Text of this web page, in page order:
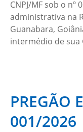
CNPJ/MF sob o nº
administrativa na
Guanabara,
intermédio de sua
PREGÃO
001/2026